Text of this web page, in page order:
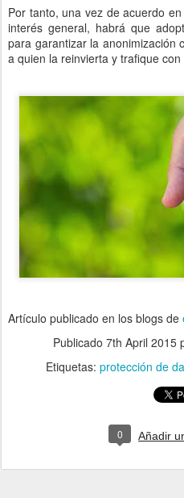
Por tanto, una vez de acuerdo
interés general, habrá que
para garantizar la anonimización
a quien la reinvierta y trafique
Artículo publicado en los blogs de
Publicado 7th April 2015
Etiquetas: protección de
0 Añadir